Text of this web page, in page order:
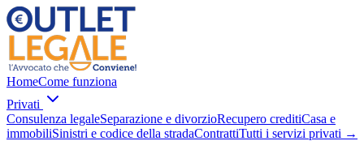
HomeCome funziona
Privati
Consulenza legaleSeparazione e divorzioRecupero creditiCasa e
immobiliSinistri e codice della stradaContrattiTutti i servizi privati →